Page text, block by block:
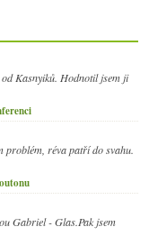
Kasnyiků. Hodnotil jsem ji
problém, réva patří do svahu.
Gabriel - Glas.Pak jsem